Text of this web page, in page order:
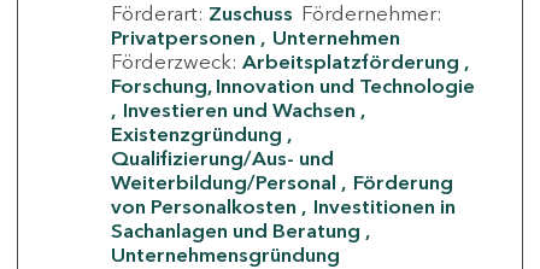
Förderart: Zuschuss Fördernehmer:
Privatpersonen
Unternehmen
Förderzweck: Arbeitsplatzförderung
Forschung, Innovation und Technologie
Investieren und Wachsen
Existenzgründung
Qualifizierung/Aus- und
Weiterbildung/Personal
Förderung
von Personalkosten
Investitionen in
Sachanlagen und Beratung
Unternehmensgründung